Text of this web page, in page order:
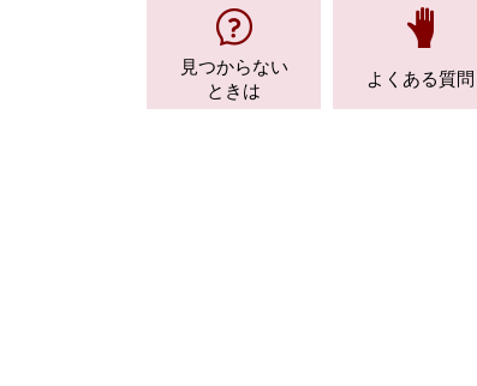
見つからない
ときは
よくある質問